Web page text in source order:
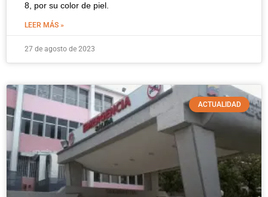
8, por su color de piel.
LEER MÁS »
27 de agosto de 2023
ACTUALIDAD